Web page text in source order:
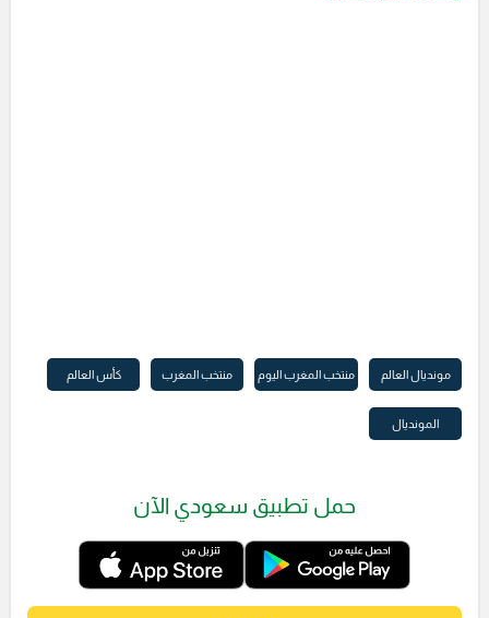
مونديال العالم منتخب المغرب اليوم منتخب المغرب كأس العالم
المونديال
حمل تطبيق سعودي الآن